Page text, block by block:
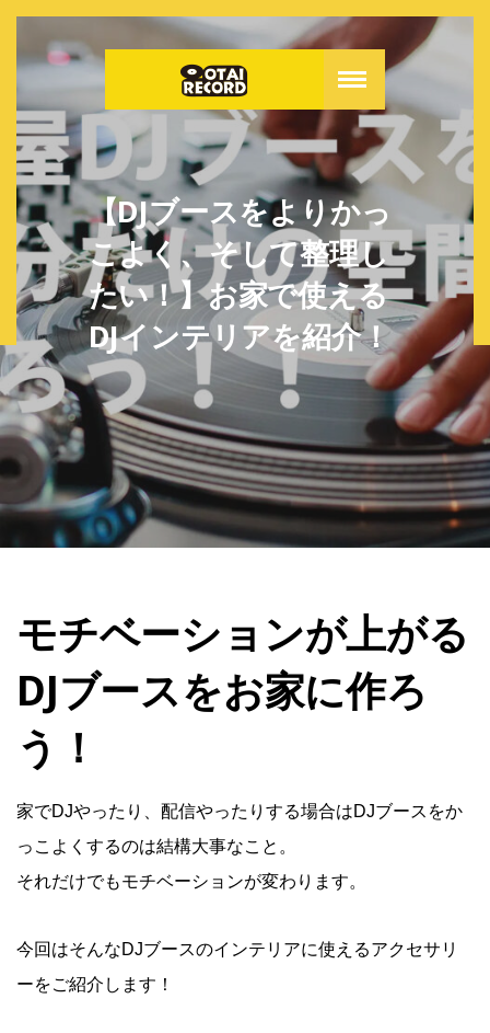
【DJブースをよりかっ
こよく、そして整理し
たい！】お家で使える
DJインテリアを紹介！
モチベーションが上がる
DJブースをお家に作ろ
う！
家でDJやったり、配信やったりする場合はDJブースをか
っこよくするのは結構大事なこと。
それだけでもモチベーションが変わります。
今回はそんなDJブースのインテリアに使えるアクセサリ
ーをご紹介します！